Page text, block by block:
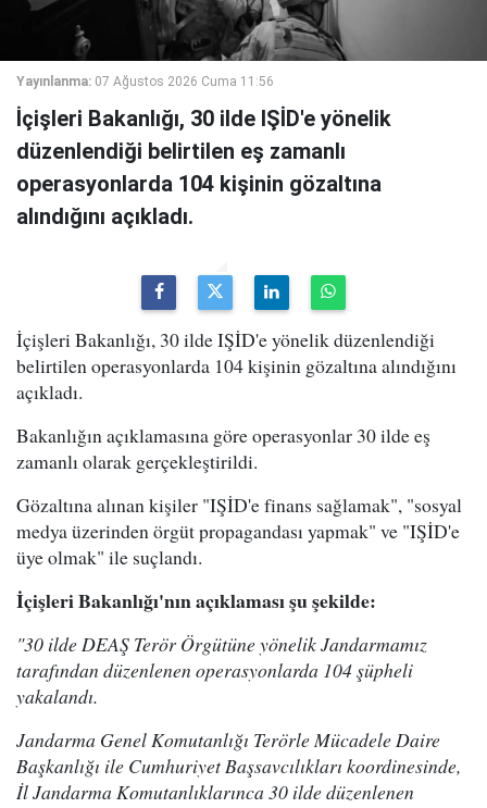
Yayınlanma: 07 Ağustos 2026 Cuma 11:56
İçişleri Bakanlığı, 30 ilde IŞİD'e yönelik
düzenlendiği belirtilen eş zamanlı
operasyonlarda 104 kişinin gözaltına
alındığını açıkladı.
İçişleri Bakanlığı, 30 ilde IŞİD'e yönelik düzenlendiği
belirtilen operasyonlarda 104 kişinin gözaltına alındığını
açıkladı.
Bakanlığın açıklamasına göre operasyonlar 30 ilde eş
zamanlı olarak gerçekleştirildi.
Gözaltına alınan kişiler "IŞİD'e finans sağlamak", "sosyal
medya üzerinden örgüt propagandası yapmak" ve "IŞİD'e
üye olmak" ile suçlandı.
İçişleri Bakanlığı'nın açıklaması şu şekilde:
"30 ilde DEAŞ Terör Örgütüne yönelik Jandarmamız
tarafından düzenlenen operasyonlarda 104 şüpheli
yakalandı.
Jandarma Genel Komutanlığı Terörle Mücadele Daire
Başkanlığı ile Cumhuriyet Başsavcılıkları koordinesinde,
İl Jandarma Komutanlıklarınca 30 ilde düzenlenen